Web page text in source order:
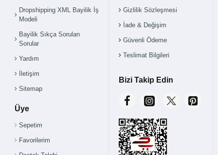
Dropshipping XML Bayilik İş
Modeli
Bayilik Sıkça Sorulan
Sorular
Yardım
İletişim
Sitemap
Üye
Sepetim
Favorilerim
Gizlilik Sözleşmesi
İade & Değişim
Güvenli Ödeme
Teslimat Bilgileri
Bizi Takip Edin